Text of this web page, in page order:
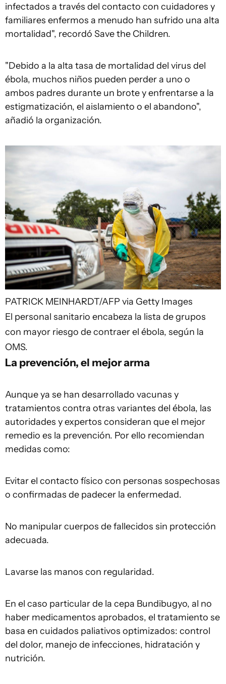
infectados a través del contacto con cuidadores y
familiares enfermos a menudo han sufrido una alta
mortalidad", recordó Save the Children.
"Debido a la alta tasa de mortalidad del virus del
ébola, muchos niños pueden perder a uno o
ambos padres durante un brote y enfrentarse a la
estigmatización, el aislamiento o el abandono",
añadió la organización.
PATRICK MEINHARDT/AFP via Getty Images
El personal sanitario encabeza la lista de grupos
con mayor riesgo de contraer el ébola, según la
OMS.
La prevención, el mejor arma
Aunque ya se han desarrollado vacunas y
tratamientos contra otras variantes del ébola, las
autoridades y expertos consideran que el mejor
remedio es la prevención. Por ello recomiendan
medidas como:
Evitar el contacto físico con personas sospechosas
o confirmadas de padecer la enfermedad.
No manipular cuerpos de fallecidos sin protección
adecuada.
Lavarse las manos con regularidad.
En el caso particular de la cepa Bundibugyo, al no
haber medicamentos aprobados, el tratamiento se
basa en cuidados paliativos optimizados: control
del dolor, manejo de infecciones, hidratación y
nutrición.